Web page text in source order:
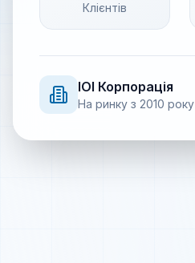
Клієнтів
IOI Корпорація
На ринку з 2010 року